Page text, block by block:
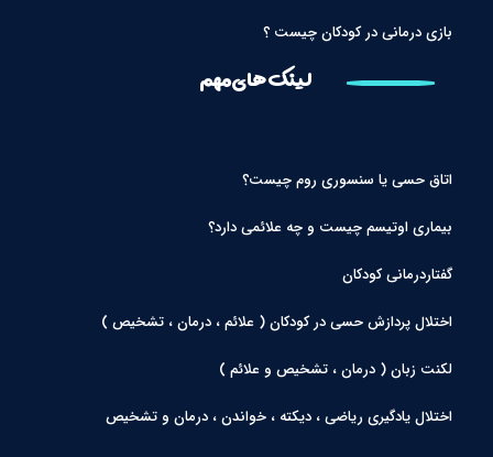
بازی درمانی در کودکان چیست ؟
لینک های مهم
اتاق حسی یا سنسوری روم چیست؟
بیماری اوتیسم چیست و چه علائمی دارد؟
گفتاردرمانی کودکان
اختلال پردازش حسی در کودکان ( علائم ، درمان ، تشخیص )
لکنت زبان ( درمان ، تشخیص و علائم )
اختلال یادگیری ریاضی ، دیکته ، خواندن ، درمان و تشخیص